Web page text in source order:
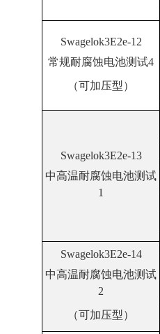
Swagelok3E2e-12
常规耐腐蚀电池测试4
（可加压型）
Swagelok3E2e-13
中高温耐腐蚀电池测试
1
Swagelok3E2e-14
中高温耐腐蚀电池测试
2
（可加压型）